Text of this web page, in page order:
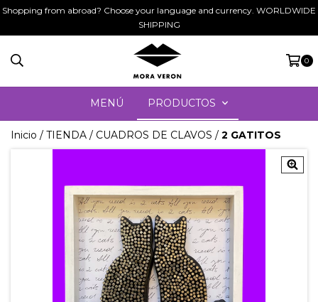
Shopping from abroad? Choose your language and currency. WORLDWIDE
SHIPPING
0
MENÚ PRODUCTOS
Inicio / TIENDA / CUADROS DE CLAVOS / 2 GATITOS